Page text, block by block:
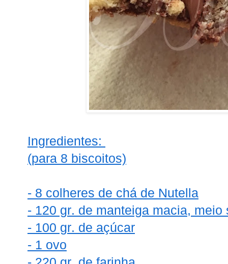
Ingredientes:
(para 8 biscoitos)
- 8 colheres de chá de Nutella
- 120 gr. de manteiga macia, meio
- 100 gr. de açúcar
- 1 ovo